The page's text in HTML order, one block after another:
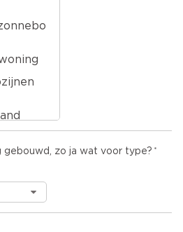
gebouwd, zo ja wat voor type?